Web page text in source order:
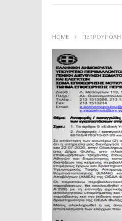
HOME ΠΕΤΡΟΎΠΟΛΗ